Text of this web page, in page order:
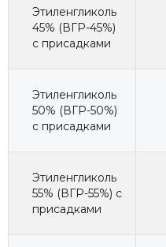
Этиленгликоль
45% (ВГР-45%)
с присадками
Этиленгликоль
50% (ВГР-50%)
с присадками
Этиленгликоль
55% (ВГР-55%) с
присадками